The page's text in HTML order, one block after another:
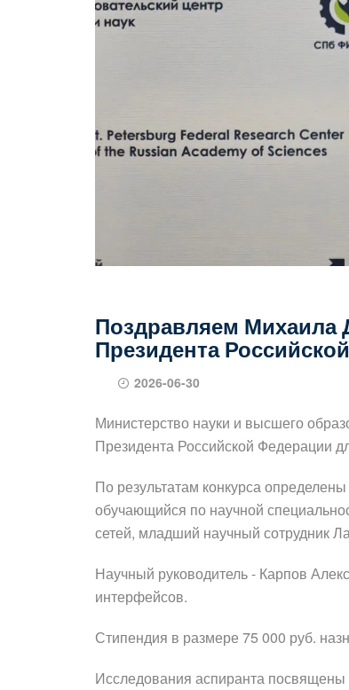
Поздравляем Михаила
Президента
2026-06-30
Министерство науки и высшего
Президента Российской Федерации
По результатам конкурса
обучающийся по научной
сетей, младший научный сотрудник
Научный руководитель - Карпов
интерфейсов.
Стипендия в размере 75 000 руб.
Исследования аспиранта